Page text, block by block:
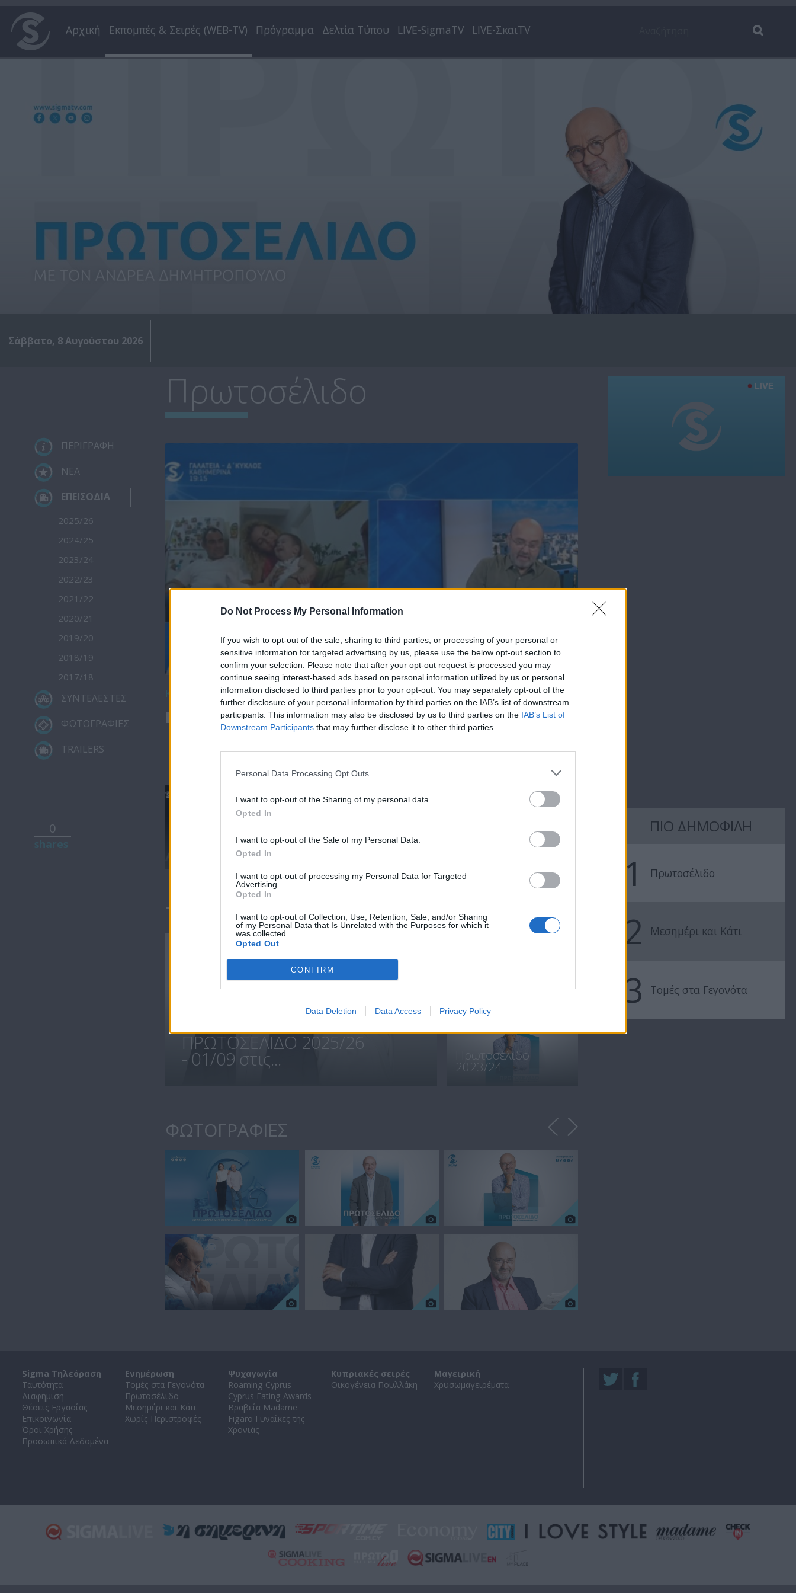
Do Not Process My Personal Information
If you wish to opt-out of the sale, sharing to third parties, or processing of your personal or
sensitive information for targeted advertising by us, please use the below opt-out section to
confirm your selection. Please note that after your opt-out request is processed you may
continue seeing interest-based ads based on personal information utilized by us or personal
information disclosed to third parties prior to your opt-out. You may separately opt-out of the
further disclosure of your personal information by third parties on the IAB’s list of downstream
participants. This information may also be disclosed by us to third parties on the IAB’s List of
Downstream Participants that may further disclose it to other third parties.
Personal Data Processing Opt Outs
I want to opt-out of the Sharing of my personal data.
Opted In
I want to opt-out of the Sale of my Personal Data.
Opted In
I want to opt-out of processing my Personal Data for Targeted
Advertising.
Opted In
I want to opt-out of Collection, Use, Retention, Sale, and/or Sharing
of my Personal Data that Is Unrelated with the Purposes for which it
was collected.
Opted Out
CONFIRM
Data Deletion Data Access Privacy Policy
Αρχική Εκπομπές & Σειρές (WEB-TV) Πρόγραμμα Δελτία Τύπου LIVE-SigmaTV LIVE-ΣκαιTV
Σάββατο, 8 Αυγούστου 2026
Πρωτοσέλιδο
ΠΕΡΙΓΡΑΦΗ
ΝΕΑ
ΕΠΕΙΣΟΔΙΑ
2025/26
2024/25
2023/24
2022/23
2021/22
2020/21
2019/20
2018/19
2017/18
ΣΥΝΤΕΛΕΣΤΕΣ
ΦΩΤΟΓΡΑΦΙΕΣ
TRAILERS
0
Κατέβασε το
Πρωτοσέλιδο 11.09.19
Πρωτοσέλιδο
Πρωτοσέλιδο
ΤΕΛΕΥΤΑΙΑ ΝΕΑ
ΠΡΩΤΟΣΕΛΙΔΟ 2025/26
- 01/09 στις...
Πρωτοσέλιδο...
Πρωτοσέλιδο
2023/24
ΦΩΤΟΓΡΑΦΙΕΣ
ΠΙΟ ΔΗΜΟΦΙΛΗ
1 Πρωτοσέλιδο
2 Μεσημέρι και Κάτι
3 Τομές στα Γεγονότα
Sigma Τηλεόραση
Ταυτότητα
Διαφήμιση
Θέσεις Εργασίας
Επικοινωνία
Όροι Χρήσης
Προσωπικά Δεδομένα
Ενημέρωση
Τομές στα Γεγονότα
Πρωτοσέλιδο
Μεσημέρι και Κάτι
Χωρίς Περιστροφές
Ψυχαγωγία
Roaming Cyprus
Cyprus Eating Awards
Βραβεία Madame
Figaro Γυναίκες της
Χρονιάς
Κυπριακές σειρές
Οικογένεια Πουλλάκη
Μαγειρική
Χρυσωμαγειρέματα